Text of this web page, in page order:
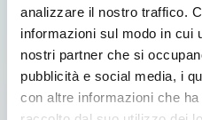
analizzare il nostro traffico.
informazioni sul modo in cui
nostri partner che si
pubblicità e social media, i
con altre informazioni che
Leggi tutto